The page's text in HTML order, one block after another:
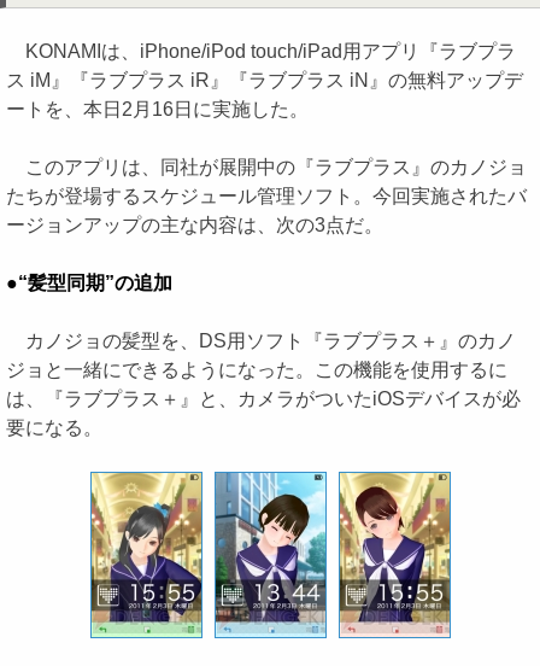
KONAMIは、iPhone/iPod touch/iPad用アプリ『ラブプラ
ス iM』『ラブプラス iR』『ラブプラス iN』の無料アップデ
ートを、本日2月16日に実施した。
このアプリは、同社が展開中の『ラブプラス』のカノジョ
たちが登場するスケジュール管理ソフト。今回実施されたバ
ージョンアップの主な内容は、次の3点だ。
●“髪型同期”の追加
カノジョの髪型を、DS用ソフト『ラブプラス＋』のカノ
ジョと一緒にできるようになった。この機能を使用するに
は、『ラブプラス＋』と、カメラがついたiOSデバイスが必
要になる。